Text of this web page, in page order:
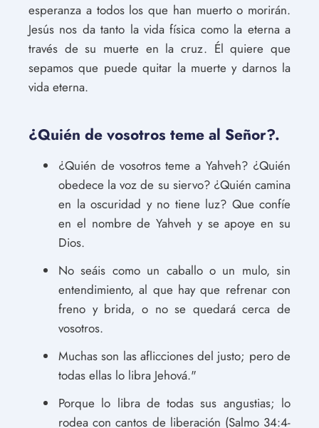
esperanza a todos los que han muerto o morirán.
Jesús nos da tanto la vida física como la eterna a
través de su muerte en la cruz. Él quiere que
sepamos que puede quitar la muerte y darnos la
vida eterna.
¿Quién de vosotros teme al Señor?.
¿Quién de vosotros teme a Yahveh? ¿Quién
obedece la voz de su siervo? ¿Quién camina
en la oscuridad y no tiene luz? Que confíe
en el nombre de Yahveh y se apoye en su
Dios.
No seáis como un caballo o un mulo, sin
entendimiento, al que hay que refrenar con
freno y brida, o no se quedará cerca de
vosotros.
Muchas son las aflicciones del justo; pero de
todas ellas lo libra Jehová."
Porque lo libra de todas sus angustias; lo
rodea con cantos de liberación (Salmo 34:4-